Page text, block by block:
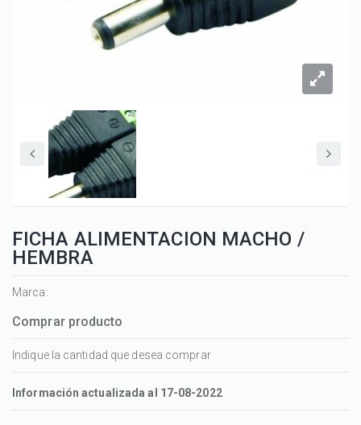
FICHA ALIMENTACION MACHO /
HEMBRA
Marca:
Comprar producto
Indique la cantidad que desea comprar
Información actualizada al 17-08-2022